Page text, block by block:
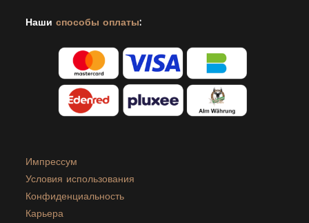
Нашиспособы оплаты:
Импрессум
Условия использования
Конфиденциальность
Карьера